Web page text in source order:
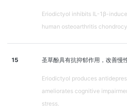
Eriodictyol inhibits IL-1β-
human osteoarthritis
15 圣草酚具有抗抑郁作用，改善慢
Eriodictyol produces
ameliorates cognitive
stress.